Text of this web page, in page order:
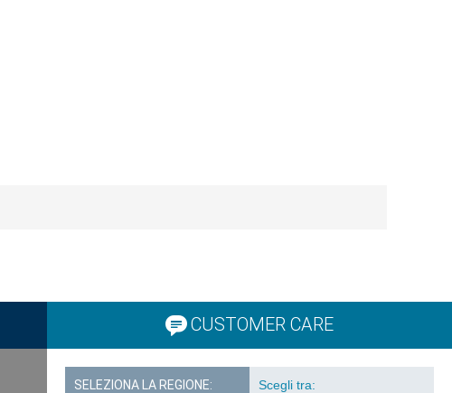
CUSTOMER CARE
SELEZIONA LA REGIONE: